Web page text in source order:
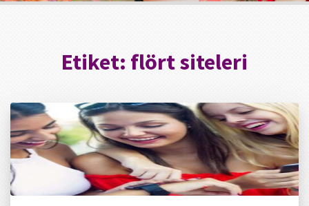
Etiket: flört siteleri